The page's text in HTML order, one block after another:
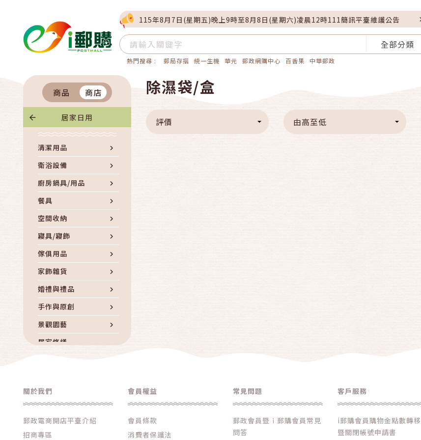
115年8月7日(星期五)晚上9時至8月8日(星期六)凌晨12時111簡訊平臺維護公告
全部分類
熱門搜尋 : 郵局存摺 統一生機 華元 郵政網購中心 百香果 中華郵政
商品 商店
居家日用
清潔用品
衛浴設備
廚房鍋具/用品
餐具
空間收納
寢具/寢飾
傢俱用品
家飾雜貨
婚禮與禮品
手作與原創
景觀園藝
居家修繕
其他居家生活
除濕袋/盒
評價 由高至低
關於我們
郵政電商開店平臺介紹
招商專區
會員權益
會員條款
消費者保護法
常見問題
郵政會員暨ｉ郵購會員常見
問答
客戶服務
i郵購會員購物金點數轉移
暨關閉帳號申請書